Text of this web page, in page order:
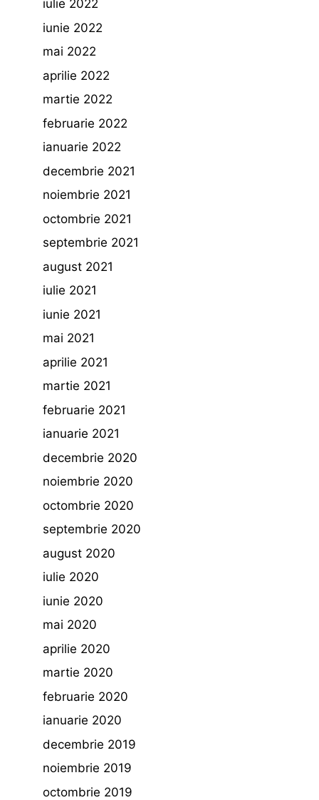
iulie 2022
iunie 2022
mai 2022
aprilie 2022
martie 2022
februarie 2022
ianuarie 2022
decembrie 2021
noiembrie 2021
octombrie 2021
septembrie 2021
august 2021
iulie 2021
iunie 2021
mai 2021
aprilie 2021
martie 2021
februarie 2021
ianuarie 2021
decembrie 2020
noiembrie 2020
octombrie 2020
septembrie 2020
august 2020
iulie 2020
iunie 2020
mai 2020
aprilie 2020
martie 2020
februarie 2020
ianuarie 2020
decembrie 2019
noiembrie 2019
octombrie 2019